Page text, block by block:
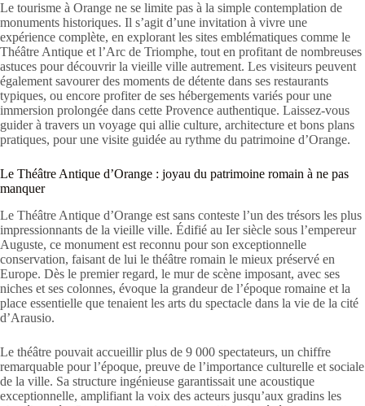
Le tourisme à Orange ne se limite pas à la simple contemplation de
monuments historiques. Il s’agit d’une invitation à vivre une
expérience complète, en explorant les sites emblématiques comme le
Théâtre Antique et l’Arc de Triomphe, tout en profitant de nombreuses
astuces pour découvrir la vieille ville autrement. Les visiteurs peuvent
également savourer des moments de détente dans ses restaurants
typiques, ou encore profiter de ses hébergements variés pour une
immersion prolongée dans cette Provence authentique. Laissez-vous
guider à travers un voyage qui allie culture, architecture et bons plans
pratiques, pour une visite guidée au rythme du patrimoine d’Orange.
Le Théâtre Antique d’Orange : joyau du patrimoine romain à ne pas
manquer
Le Théâtre Antique d’Orange est sans conteste l’un des trésors les plus
impressionnants de la vieille ville. Édifié au Ier siècle sous l’empereur
Auguste, ce monument est reconnu pour son exceptionnelle
conservation, faisant de lui le théâtre romain le mieux préservé en
Europe. Dès le premier regard, le mur de scène imposant, avec ses
niches et ses colonnes, évoque la grandeur de l’époque romaine et la
place essentielle que tenaient les arts du spectacle dans la vie de la cité
d’Arausio.
Le théâtre pouvait accueillir plus de 9 000 spectateurs, un chiffre
remarquable pour l’époque, preuve de l’importance culturelle et sociale
de la ville. Sa structure ingénieuse garantissait une acoustique
exceptionnelle, amplifiant la voix des acteurs jusqu’aux gradins les